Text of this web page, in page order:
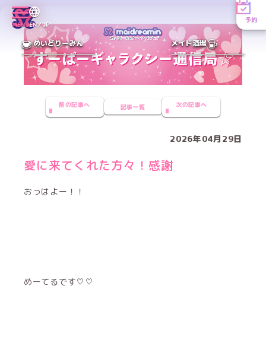
MENUEN／JP
予約
めいどりーみん メイド酒場
前の記事へ 記事一覧 次の記事へ
2026年04月29日
愛に来てくれた方々！感謝
おっはよー！！
めーてるです♡♡